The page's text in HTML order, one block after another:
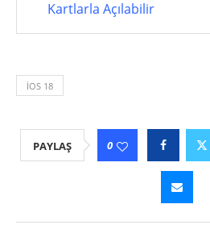
Kartlarla Açılabilir
IOS 18
PAYLAŞ 0